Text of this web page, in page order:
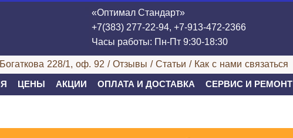
«Оптимал Стандарт»
+7(383) 277-22-94, +7-913-472-2366
Часы работы: Пн-Пт 9:30-18:30
228/1, оф. 92 / Отзывы / Статьи / Как с нами связаться
ЦЕНЫ АКЦИИ ОПЛАТА И ДОСТАВКА СЕРВИС И РЕМОНТ